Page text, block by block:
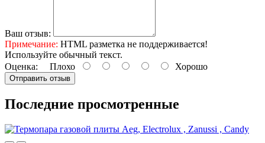
Ваш отзыв:
Примечание: HTML разметка не поддерживается!
Используйте обычный текст.
Оценка: Плохо Хорошо
Отправить отзыв
Последние просмотренные